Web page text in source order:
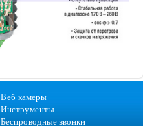
Веб камеры
Инструменты
Беспроводные звонки